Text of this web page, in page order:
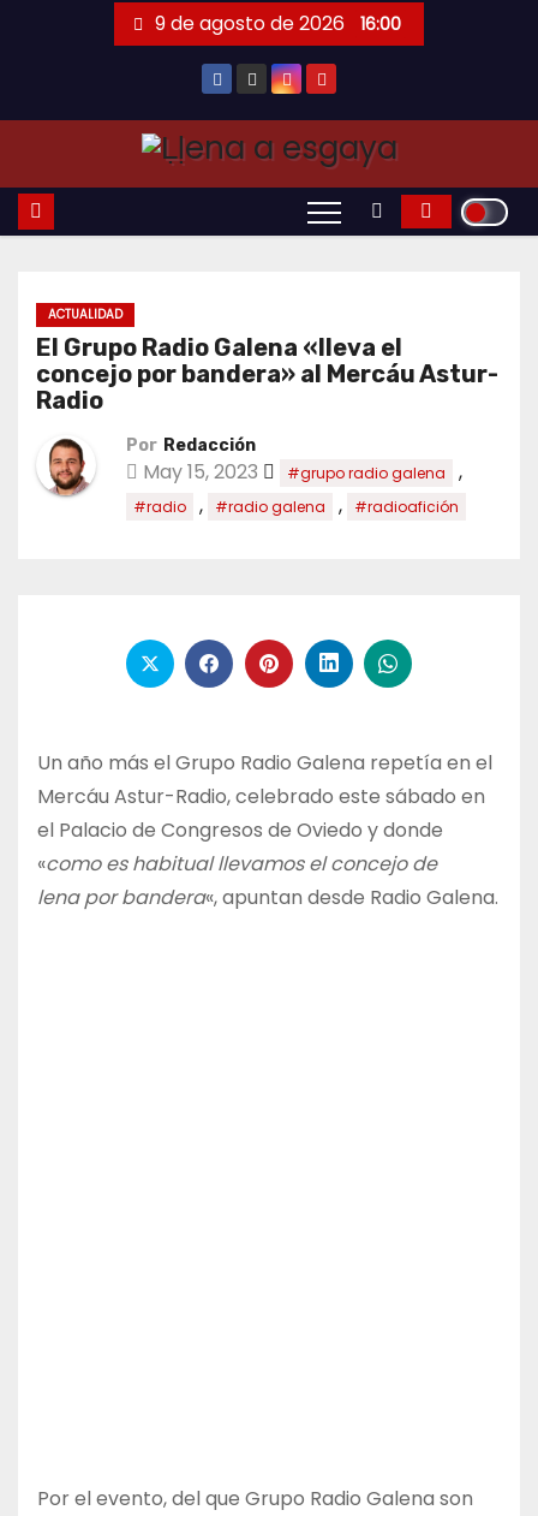
9 de agosto de 2026 16:00
ACTUALIDAD
El Grupo Radio Galena «lleva el
concejo por bandera» al Mercáu Astur-
Radio
Por Redacción
May 15, 2023 #grupo radio galena ,
#radio , #radio galena , #radioafición
Un año más el Grupo Radio Galena repetía en el
Mercáu Astur-Radio, celebrado este sábado en
el Palacio de Congresos de Oviedo y donde
«como es habitual llevamos el concejo de
lena por bandera«, apuntan desde Radio Galena.
Por el evento, del que Grupo Radio Galena son